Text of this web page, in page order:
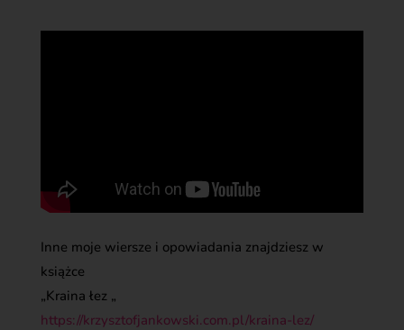
Inne moje wiersze i opowiadania znajdziesz w
książce
„Kraina łez „
https://krzysztofjankowski.com.pl/kraina-lez/